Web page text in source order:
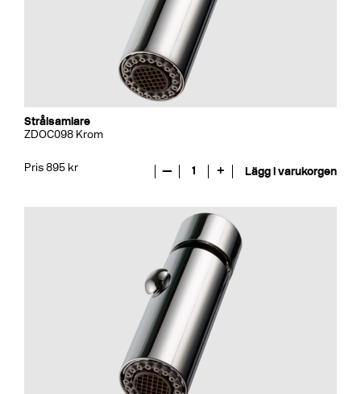
Strålsamlare
ZDOC098 Krom
Pris 895 kr — 1 + Lägg i varukorgen